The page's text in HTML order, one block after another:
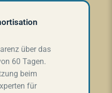
über das
60 Tagen.
beim
für